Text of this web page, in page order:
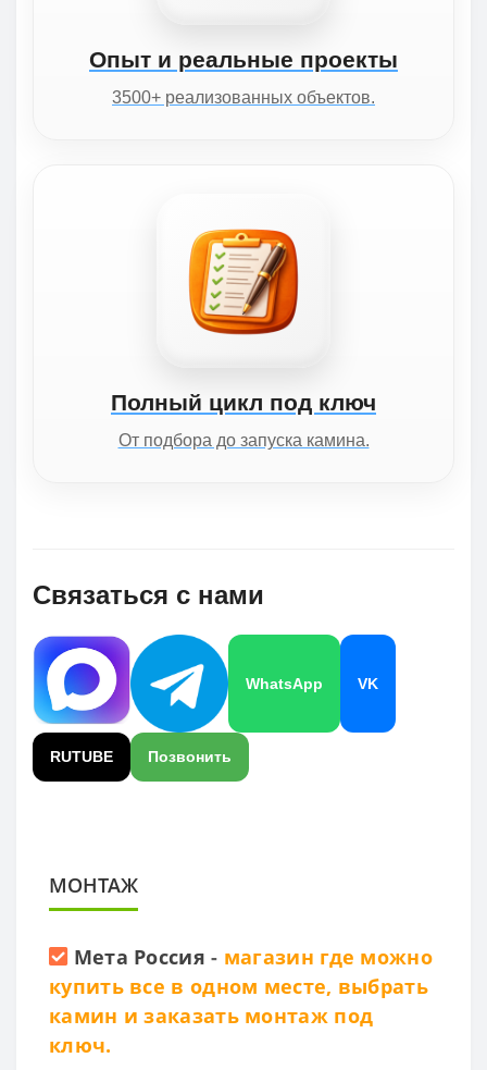
Опыт и реальные проекты
3500+ реализованных объектов.
Полный цикл под ключ
От подбора до запуска камина.
Связаться с нами
WhatsApp VK
RUTUBE Позвонить
МОНТАЖ
Мета Россия - магазин где можно
купить все в одном месте, выбрать
камин и заказать монтаж под
ключ.